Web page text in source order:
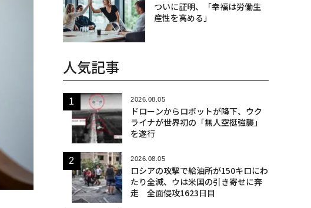
ついに証明、「幸福は労働生
産性を高める」
人気記事
2026.08.05
ドローンからロボットが降下、ウク
ライナが世界初の「無人空挺強襲」
を遂行
2026.08.05
ロシアの攻撃で給油所が150キロにわ
たり全滅、ウは米国の引き寄せに奔
走 全面侵攻1623日目